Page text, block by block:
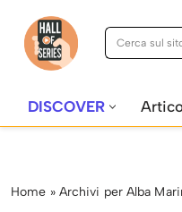
Vai
DISCOVER
Home » Archivi per Alba